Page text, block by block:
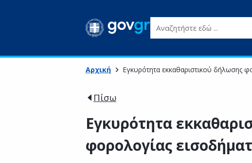
Αναζητήστε εδώ ...
Αρχική Εγκυρότητα εκκαθαριστικού δήλωσης
Πίσω
Εγκυρότητα
φορολογίας